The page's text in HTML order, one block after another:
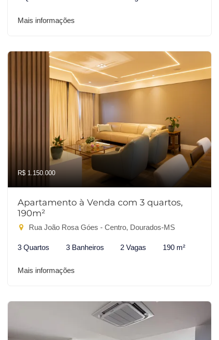
Mais informações
R$ 1.150.000
Apartamento à Venda com 3 quartos,
190m²
Rua João Rosa Góes - Centro, Dourados-MS
3 Quartos 3 Banheiros 2 Vagas 190 m²
Mais informações